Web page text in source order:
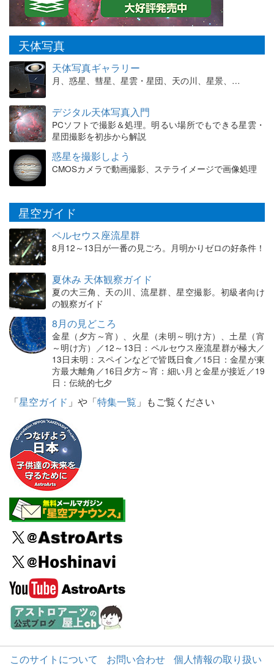
天体写真
天体写真ギャラリー
月、惑星、彗星、星雲・星団、天の川、星景、…
デジタル天体写真入門
PCソフトで撮影＆処理。明るい場所でもできる星雲・
星団撮影を初歩から解説
惑星を撮影しよう
CMOSカメラで動画撮影、ステライメージで画像処理
星空ガイド
ペルセウス座流星群
8月12～13日が一番の見ごろ。月明かりゼロの好条件！
夏休み 天体観察ガイド
夏の大三角、天の川、流星群、星空撮影。初級者向け
の観察ガイド
8月の見どころ
金星（夕方～宵）、火星（未明～明け方）、土星（宵
～明け方）／12～13日：ペルセウス座流星群が極大／
13日未明：スペインなどで皆既日食／15日：金星が東
方最大離角／16日夕方～宵：細い月と金星が接近／19
日：伝統的七夕
「星空ガイド 」や「特集一覧 」もご覧ください
このサイトについて お問い合わせ
個人情報の取り扱い